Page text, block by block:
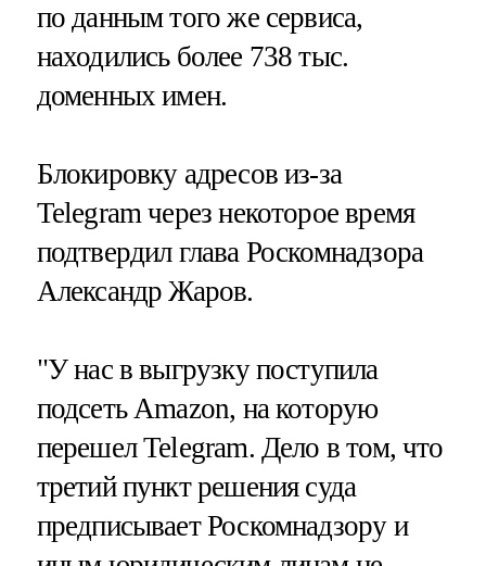
по данным того же сервиса,
находились более 738 тыс.
доменных имен.
Блокировку адресов из-за
Telegram через некоторое время
подтвердил глава Роскомнадзора
Александр Жаров.
"У нас в выгрузку поступила
подсеть Amazon, на которую
перешел Telegram. Дело в том, что
третий пункт решения суда
предписывает Роскомнадзору и